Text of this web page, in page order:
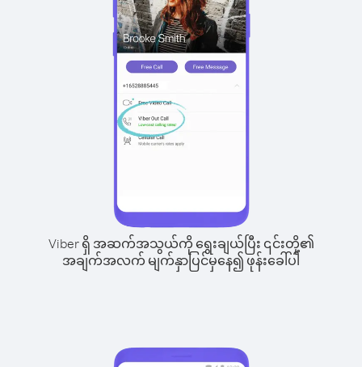
Viber ရှိ အဆက်အသွယ်ကို ရွေးချယ်ပြီး ၎င်းတို့၏
အချက်အလက် မျက်နှာပြင်မှနေ၍ ဖုန်းခေါ်ပါ